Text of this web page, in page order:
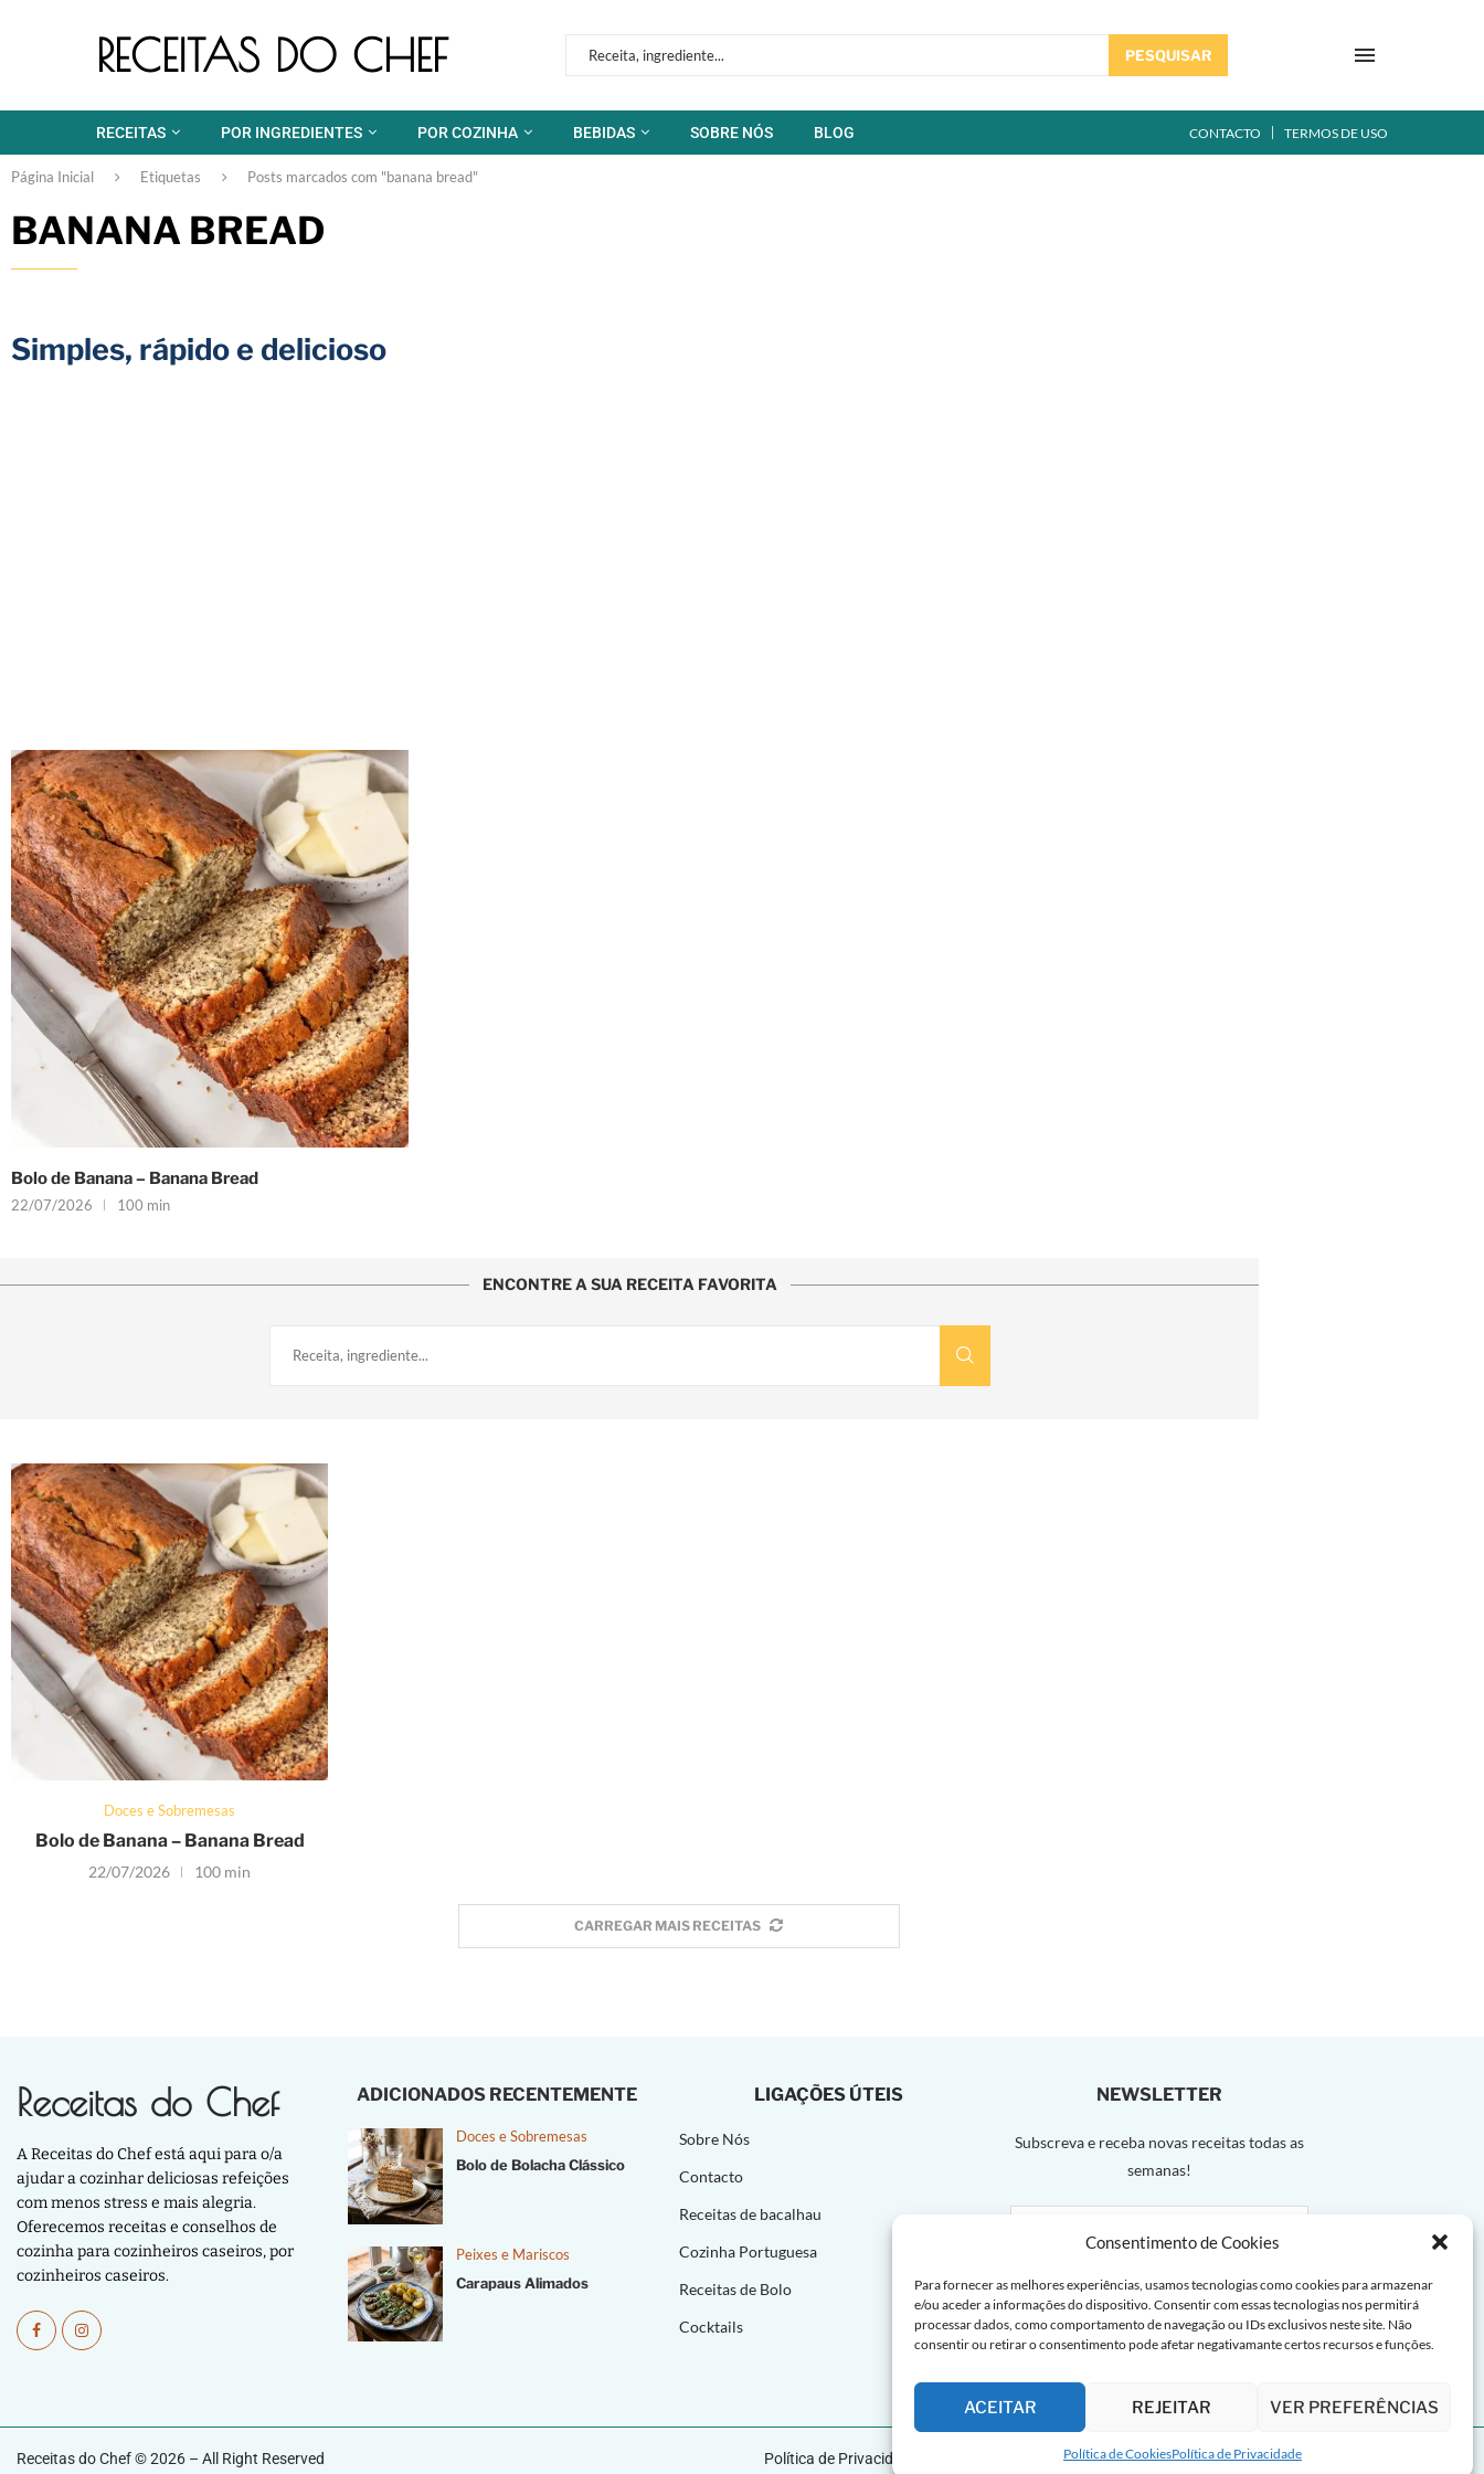
Consentimento de Cookies
Para fornecer as melhores experiências, usamos tecnologias como cookies para armazenar
e/ou aceder a informações do dispositivo. Consentir com essas tecnologias nos permitirá
processar dados, como comportamento de navegação ou IDs exclusivos neste site. Não
consentir ou retirar o consentimento pode afetar negativamante certos recursos e funções.
ACEITAR REJEITAR VER PREFERÊNCIAS
Política de CookiesPolítica de Privacidade
RECEITAS DO CHEF PESQUISAR
RECEITAS POR INGREDIENTES POR COZINHA BEBIDAS SOBRE NÓS BLOG CONTACTO TERMOS DE USO
Página Inicial Etiquetas Posts marcados com "banana bread"
BANANA BREAD
Simples, rápido e delicioso
Bolo de Banana – Banana Bread
22/07/2026 100 min
ENCONTRE A SUA RECEITA FAVORITA
Doces e Sobremesas
Bolo de Banana – Banana Bread
22/07/2026 100 min
CARREGAR MAIS RECEITAS
Receitas do Chef
A Receitas do Chef está aqui para o/a
ajudar a cozinhar deliciosas refeições
com menos stress e mais alegria.
Oferecemos receitas e conselhos de
cozinha para cozinheiros caseiros, por
cozinheiros caseiros.
ADICIONADOS RECENTEMENTE
Doces e Sobremesas
Bolo de Bolacha Clássico
Peixes e Mariscos
Carapaus Alimados
LIGAÇÕES ÚTEIS
Sobre Nós
Contacto
Receitas de bacalhau
Cozinha Portuguesa
Receitas de Bolo
Cocktails
NEWSLETTER
Subscreva e receba novas receitas todas as
semanas!
Receitas do Chef © 2026 – All Right Reserved Política de Privacidade | Política de Cookies |Termos de uso